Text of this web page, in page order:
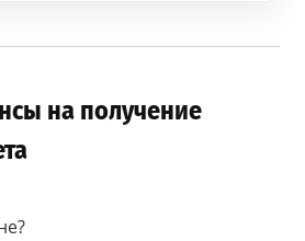
на получение